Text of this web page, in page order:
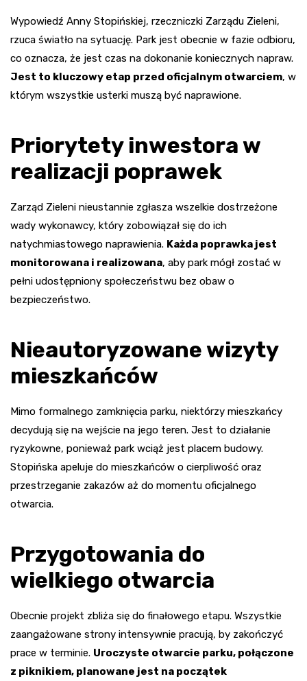
Wypowiedź Anny Stopińskiej, rzeczniczki Zarządu Zieleni,
rzuca światło na sytuację. Park jest obecnie w fazie odbioru,
co oznacza, że jest czas na dokonanie koniecznych napraw.
Jest to kluczowy etap przed oficjalnym otwarciem, w
którym wszystkie usterki muszą być naprawione.
Priorytety inwestora w
realizacji poprawek
Zarząd Zieleni nieustannie zgłasza wszelkie dostrzeżone
wady wykonawcy, który zobowiązał się do ich
natychmiastowego naprawienia. Każda poprawka jest
monitorowana i realizowana, aby park mógł zostać w
pełni udostępniony społeczeństwu bez obaw o
bezpieczeństwo.
Nieautoryzowane wizyty
mieszkańców
Mimo formalnego zamknięcia parku, niektórzy mieszkańcy
decydują się na wejście na jego teren. Jest to działanie
ryzykowne, ponieważ park wciąż jest placem budowy.
Stopińska apeluje do mieszkańców o cierpliwość oraz
przestrzeganie zakazów aż do momentu oficjalnego
otwarcia.
Przygotowania do
wielkiego otwarcia
Obecnie projekt zbliża się do finałowego etapu. Wszystkie
zaangażowane strony intensywnie pracują, by zakończyć
prace w terminie. Uroczyste otwarcie parku, połączone
z piknikiem, planowane jest na początek